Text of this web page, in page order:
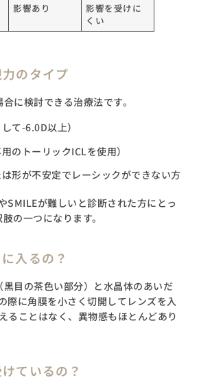
影響あり
影響を受けに
くい
のタイプ
に検討できる治療法です。
て-6.0D以上）
のトーリックICLを使用）
形が不安定でレーシックができない方
SMILEが難しいと診断された方にとっ
の一つになります。
入るの？
目の茶色い部分）と水晶体のあいだ
際に角膜を小さく切開してレンズを入
ることはなく、異物感もほとんどあり
ているの？